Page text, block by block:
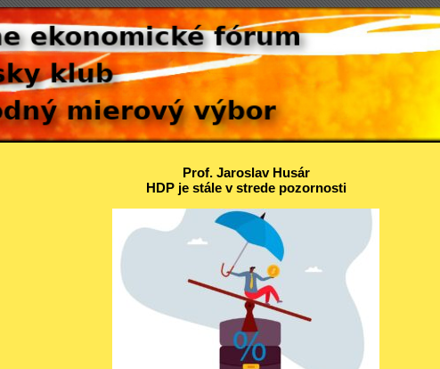
Prof. Jaroslav Husár
HDP je stále v strede pozornosti